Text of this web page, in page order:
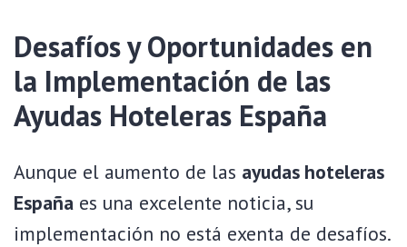
Desafíos y Oportunidades en
la Implementación de las
Ayudas Hoteleras España
Aunque el aumento de las ayudas hoteleras
España es una excelente noticia, su
implementación no está exenta de desafíos.